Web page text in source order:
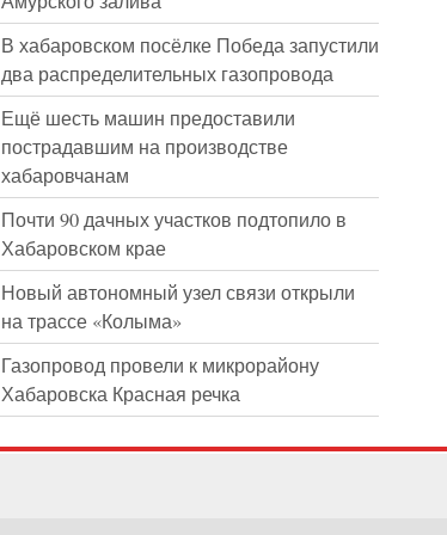
В хабаровском посёлке Победа запустили
два распределительных газопровода
Ещё шесть машин предоставили
пострадавшим на производстве
хабаровчанам
Почти 90 дачных участков подтопило в
Хабаровском крае
Новый автономный узел связи открыли
на трассе «Колыма»
Газопровод провели к микрорайону
Хабаровска Красная речка